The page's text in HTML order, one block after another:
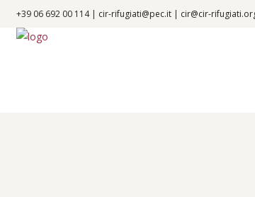
+39 06 692 00 114 | cir-rifugiati@pec.it | cir@cir-